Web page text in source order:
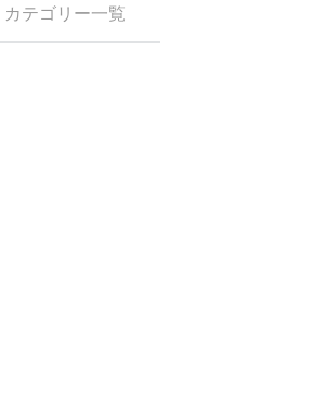
カテゴリー一覧